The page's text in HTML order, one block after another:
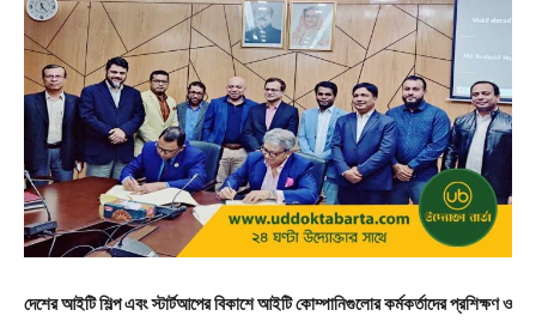
দেশের আইটি শিল্প এবং স্টার্টআপের বিকাশে আইটি কোম্পানিগুলোর কর্মকর্তাদের প্রশিক্ষণ ও